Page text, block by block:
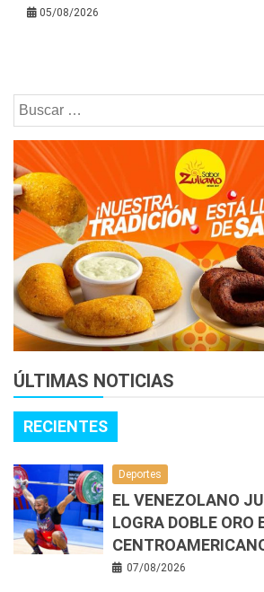
05/08/2026
Buscar:
ÚLTIMAS NOTICIAS
RECIENTES
Deportes
EL VENEZOLANO
LOGRA DOBLE ORO
07/08/2026